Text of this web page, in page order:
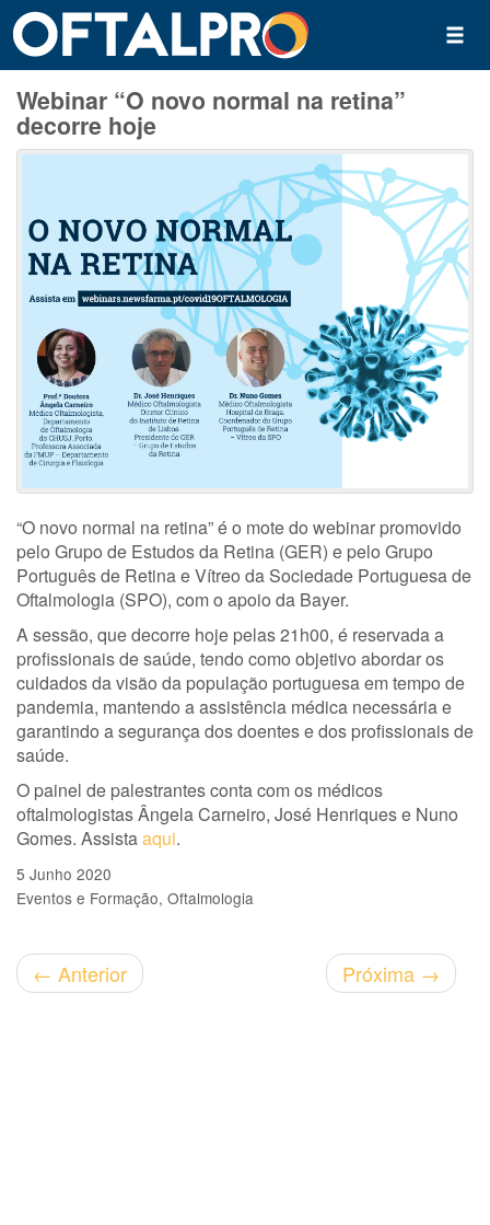
Webinar “O novo normal na retina”
decorre hoje
“O novo normal na retina” é o mote do webinar promovido
pelo Grupo de Estudos da Retina (GER) e pelo Grupo
Português de Retina e Vítreo da Sociedade Portuguesa de
Oftalmologia (SPO), com o apoio da Bayer.
A sessão, que decorre hoje pelas 21h00, é reservada a
profissionais de saúde, tendo como objetivo abordar os
cuidados da visão da população portuguesa em tempo de
pandemia, mantendo a assistência médica necessária e
garantindo a segurança dos doentes e dos profissionais de
saúde.
O painel de palestrantes conta com os médicos
oftalmologistas Ângela Carneiro, José Henriques e Nuno
Gomes. Assistaaqui.
5 Junho 2020
Eventos e Formação Oftalmologia
← Anterior Próxima →